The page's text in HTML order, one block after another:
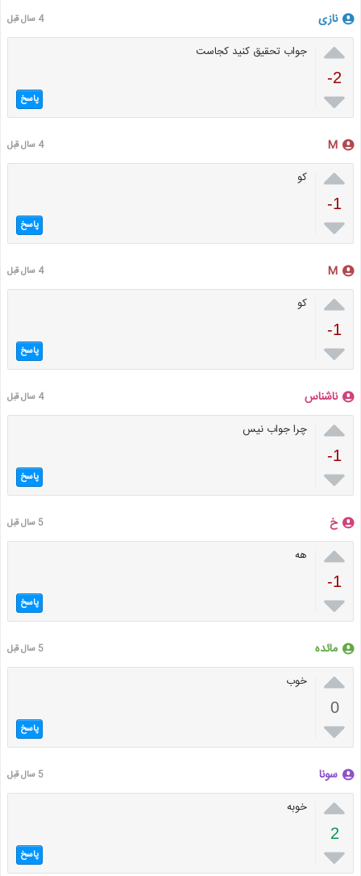
نازی 4 سال قبل

-2

جواب تحقیق کنید کجاست
پاسخ
M 4 سال قبل

-1

کو
پاسخ
M 4 سال قبل

-1

کو
پاسخ
ناشناس 4 سال قبل

-1

چرا جواب نیس
پاسخ
خ 5 سال قبل

-1

هه
پاسخ
مائده 5 سال قبل

0

خوب
پاسخ
سونا 5 سال قبل

2

خوبه
پاسخ